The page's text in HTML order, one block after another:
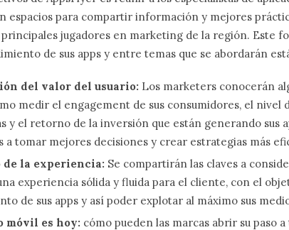
espacios para compartir información y mejores
jugadores en marketing de la región. Este
de sus apps y entre temas que se abordarán
del valor del usuario: Los marketers conocerán
medir el engagement de sus consumidores, el nivel
y el retorno de la inversión que están generando sus
a tomar mejores decisiones y crear estrategias más
de la experiencia: Se compartirán las claves a
experiencia sólida y fluida para el cliente, con el
de sus apps y así poder explotar al máximo sus
móvil es hoy: cómo pueden las marcas abrir su paso a